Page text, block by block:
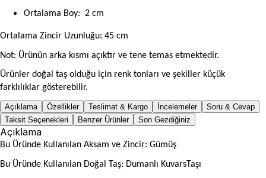
Ortalama Boy: 2 cm
Ortalama Zincir Uzunluğu: 45 cm
Not: Ürünün arka kısmı açıktır ve tene temas etmektedir.
Ürünler doğal taş olduğu için renk tonları ve şekiller küçük
farklılıklar gösterebilir.
Açıklama Özellikler Teslimat & Kargo İncelemeler
Soru & Cevap
Taksit Seçenekleri
Benzer Ürünler Son Gezdiğiniz
Açıklama
Bu Üründe Kullanılan Aksam ve Zincir: Gümüş
Bu Üründe Kullanılan Doğal Taş: Dumanlı KuvarsTaşı